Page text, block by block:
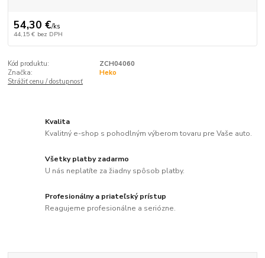
54,30 €/ks
44,15 € bez DPH
Kód produktu:
ZCH04060
Značka:
Heko
Strážiť cenu / dostupnosť
Kvalita
Kvalitný e-shop s pohodlným výberom tovaru pre Vaše auto.
Všetky platby zadarmo
U nás neplatíte za žiadny spôsob platby.
Profesionálny a priateľský prístup
Reagujeme profesionálne a seriózne.